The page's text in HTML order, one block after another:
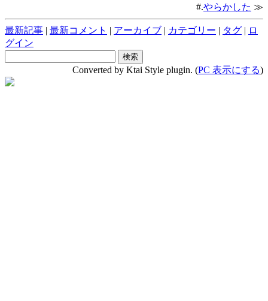
#.やらかした ≫
最新記事 | 最新コメント | アーカイブ | カテゴリー | タグ | ロ
グイン
Converted by Ktai Style plugin. (PC 表示にする)